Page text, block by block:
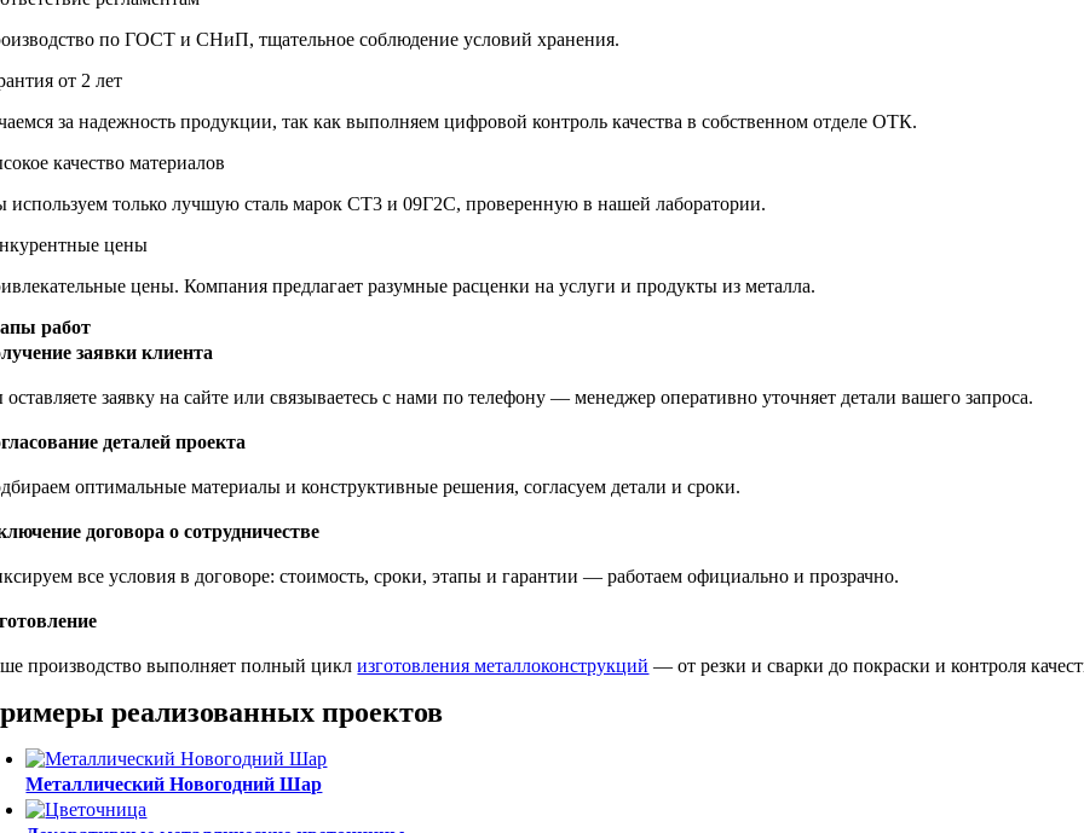
по ГОСТ и СНиП, тщательное соблюдение условий хранения.
от 2 лет
за надежность продукции, так как выполняем цифровой контроль качества в собственном отделе ОТК.
качество материалов
только лучшую сталь марок СТ3 и 09Г2С, проверенную в нашей лаборатории.
цены
цены. Компания предлагает разумные расценки на услуги и продукты из металла.
работ
заявки клиента
заявку на сайте или связываетесь с нами по телефону — менеджер оперативно уточняет детали вашего запроса.
деталей проекта
оптимальные материалы и конструктивные решения, согласуем детали и сроки.
договора о сотрудничестве
все условия в договоре: стоимость, сроки, этапы и гарантии — работаем официально и прозрачно.
производство выполняет полный циклизготовления металлоконструкций — от резки и сварки до покраски и контроля
реализованных проектов
Металлический Новогодний Шар